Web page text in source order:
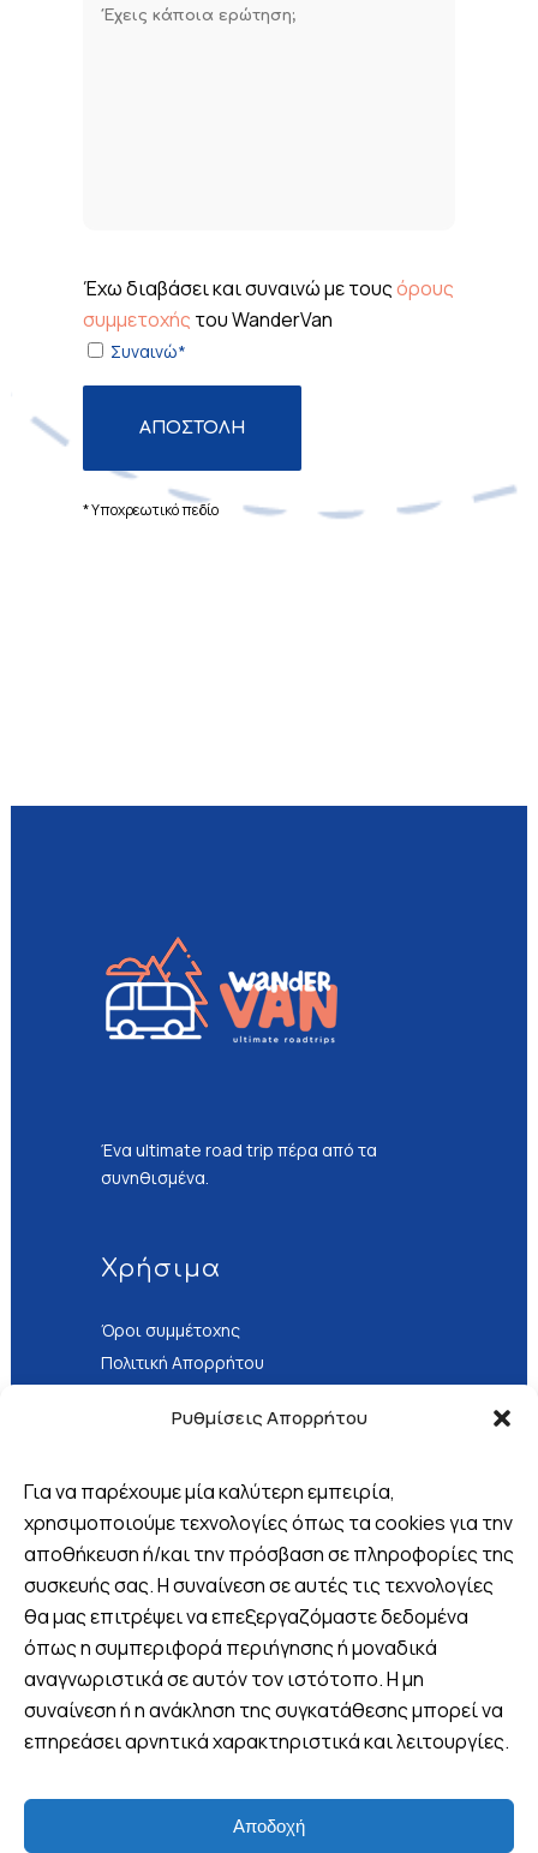
Ρυθμίσεις Απορρήτου
Για να παρέχουμε μία καλύτερη εμπειρία,
χρησιμοποιούμε τεχνολογίες όπως τα cookies για την
αποθήκευση ή/και την πρόσβαση σε πληροφορίες της
συσκευής σας. Η συναίνεση σε αυτές τις τεχνολογίες
θα μας επιτρέψει να επεξεργαζόμαστε δεδομένα
όπως η συμπεριφορά περιήγησης ή μοναδικά
αναγνωριστικά σε αυτόν τον ιστότοπο. Η μη
συναίνεση ή η ανάκληση της συγκατάθεσης μπορεί να
επηρεάσει αρνητικά χαρακτηριστικά και λειτουργίες.
Αποδοχή
Έχω διαβάσει και συναινώ με τουςόρους
συμμετοχής του WanderVan
Συναινώ*
* Υποχρεωτικό πεδίο
Ένα ultimate road trip πέρα από τα
συνηθισμένα.
Χρήσιμα
Όροι συμμέτοχης
Πολιτική Απορρήτου
Βρείτε μας
Πλ. 25ης Μαρτίου 8, Λουτράκι,
Ελλάδα
+30 6970 047952 (Viber -
WhatsApp)
info@wandervan.gr